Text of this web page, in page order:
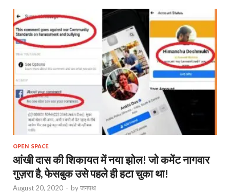
OPEN SPACE
आंखी दास की शिकायत में नया झोल! जो कमेंट नागवार
गुज़रा है, फेसबुक उसे पहले ही हटा चुका था!
August 20, 2020 - byजनपथ